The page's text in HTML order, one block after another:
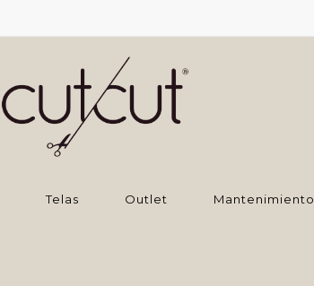
Telas Outlet Mantenimiento